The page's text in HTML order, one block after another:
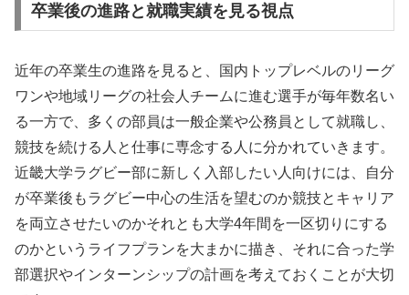
卒業後の進路と就職実績を見る視点
近年の卒業生の進路を見ると、国内トップレベルのリーグ
ワンや地域リーグの社会人チームに進む選手が毎年数名い
る一方で、多くの部員は一般企業や公務員として就職し、
競技を続ける人と仕事に専念する人に分かれていきます。
近畿大学ラグビー部に新しく入部したい人向けには、自分
が卒業後もラグビー中心の生活を望むのか競技とキャリア
を両立させたいのかそれとも大学4年間を一区切りにする
のかというライフプランを大まかに描き、それに合った学
部選択やインターンシップの計画を考えておくことが大切